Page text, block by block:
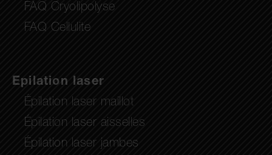
FAQ Cryolipolyse
FAQ Cellulite
Epilation laser
Épilation laser maillot
Épilation laser aisselles
Épilation laser jambes